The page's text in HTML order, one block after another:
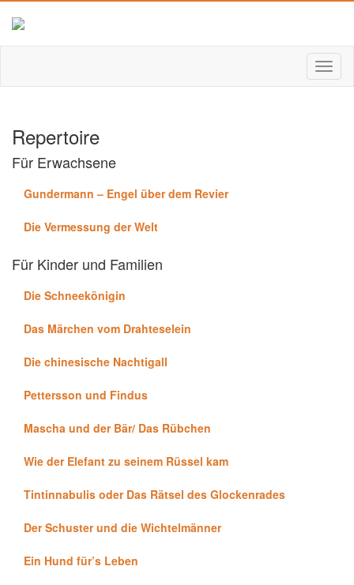
Repertoire
Für Erwachsene
Gundermann – Engel über dem Revier
Die Vermessung der Welt
Für Kinder und Familien
Die Schneekönigin
Das Märchen vom Drahteselein
Die chinesische Nachtigall
Pettersson und Findus
Mascha und der Bär/ Das Rübchen
Wie der Elefant zu seinem Rüssel kam
Tintinnabulis oder Das Rätsel des Glockenrades
Der Schuster und die Wichtelmänner
Ein Hund für’s Leben